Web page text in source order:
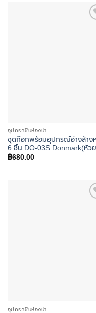
อุปกรณ์ในห้องน้ำ
ชุดก๊อกพร้อมอุปกรณ์อ่างล้าง
6 ชิ้น DO-03S Donmark(หัว
฿680.00
อุปกรณ์ในห้องน้ำ